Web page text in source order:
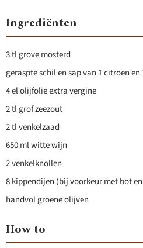
Ingrediënten
3 tl grove mosterd
geraspte schil en sap van 1 citroen
4 el olijfolie extra vergine
2 tl grof zeezout
2 tl venkelzaad
650 ml witte wijn
2 venkelknollen
8 kippendijen (bij voorkeur met bot
handvol groene olijven
How to